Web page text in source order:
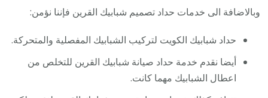
وبالاضافة الى خدمات حداد تصميم شبابيك القرين فإننا نؤمن:
حداد شبابيك الكويت لتركيب الشبابيك المفصلية والمتحركة.
أيضا نقدم خدمة حداد صيانة شبابيك القرين للتخلص من
اعطال الشبابيك مهما كانت.